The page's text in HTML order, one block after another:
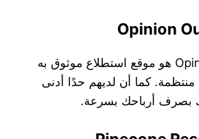
موقع Opinion Outpost هو موقع استطلاع موثوق به
كما أن لديهم حدًا أدنى
بصرف أرباحك بسرعة.